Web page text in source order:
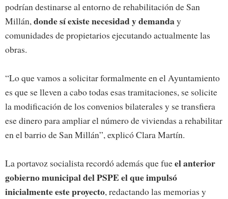
podrían destinarse al entorno de rehabilitación de San
Millán,donde sí existe necesidady demanday
comunidades de propietarios ejecutando actualmente las
obras.
“Lo que vamos a solicitar formalmente en el Ayuntamiento
es que se lleven a cabo todas esas tramitaciones, se solicite
la modificación de los convenios bilaterales y se transfiera
ese dinero para ampliar el número de viviendas a rehabilitar
en el barrio de San Millán”, explicó Clara Martín.
La portavoz socialista recordó además que fueel anterior
gobierno municipal del PSPE el que impulsó
inicialmente este proyecto, redactando las memorias y